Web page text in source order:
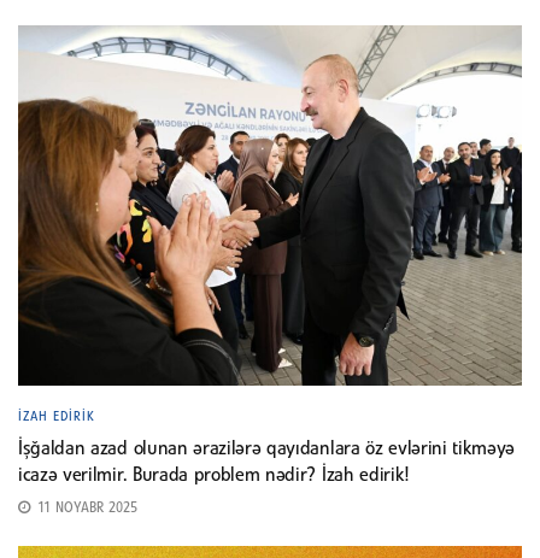
İZAH EDIRIK
İşğaldan azad olunan ərazilərə qayıdanlara öz evlərini tikməyə
icazə verilmir. Burada problem nədir? İzah edirik!
11 NOYABR 2025